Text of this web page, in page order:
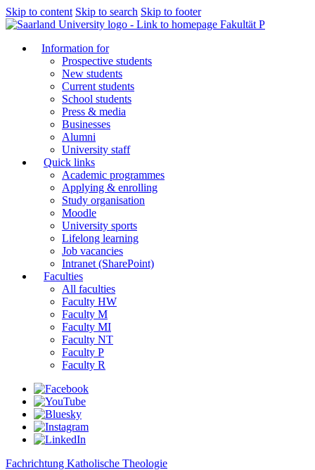
Skip to content Skip to search Skip to footer
Fakultät P
Information for
Prospective students
New students
Current students
School students
Press & media
Businesses
Alumni
University staff
Quick links
Academic programmes
Applying & enrolling
Study organisation
Moodle
University sports
Lifelong learning
Job vacancies
Intranet (SharePoint)
Faculties
All faculties
Faculty HW
Faculty M
Faculty MI
Faculty NT
Faculty P
Faculty R
Fachrichtung Katholische Theologie